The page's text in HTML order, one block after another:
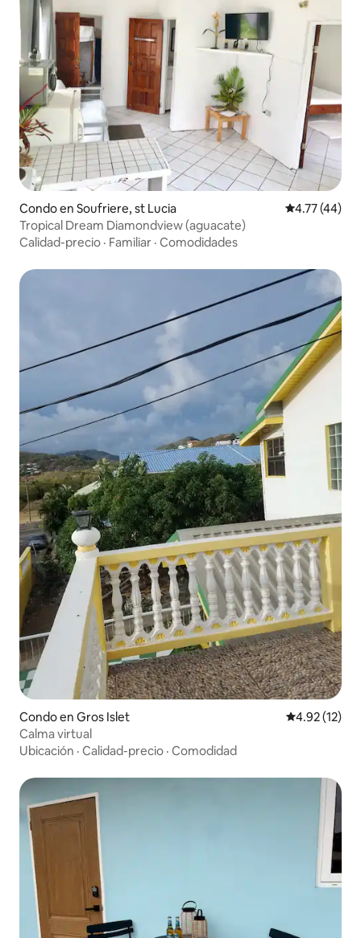
Condo en Soufriere, st Lucia Calificación
4.77 (44)
Tropical Dream Diamondview (aguacate)
Calidad-precio · Familiar · Comodidades
Condo en Gros Islet Calificación
4.92 (12)
Calma virtual
Ubicación · Calidad-precio · Comodidad